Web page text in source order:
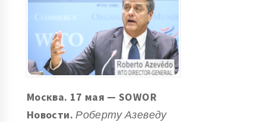
Москва. 17 мая — SOWOR
Новости.Роберту Азеведу